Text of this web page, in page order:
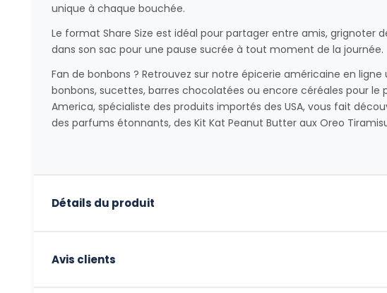
unique à chaque bouchée.
Le format Share Size est idéal pour partager entre amis, grignoter
dans son sac pour une pause sucrée à tout moment de la journée.
Fan de bonbons ? Retrouvez sur notre épicerie américaine en
bonbons, sucettes, barres chocolatées ou encore céréales pour le
America, spécialiste des produits importés des USA, vous fait
des parfums étonnants, des Kit Kat Peanut Butter aux Oreo
Détails du produit
Avis clients